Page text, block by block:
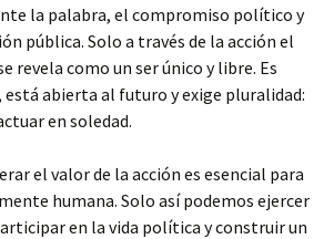
la palabra, el compromiso político y
pública. Solo a través de la acción el
revela como un ser único y libre. Es
abierta al futuro y exige pluralidad:
en soledad.
el valor de la acción es esencial para
humana. Solo así podemos ejercer
en la vida política y construir un